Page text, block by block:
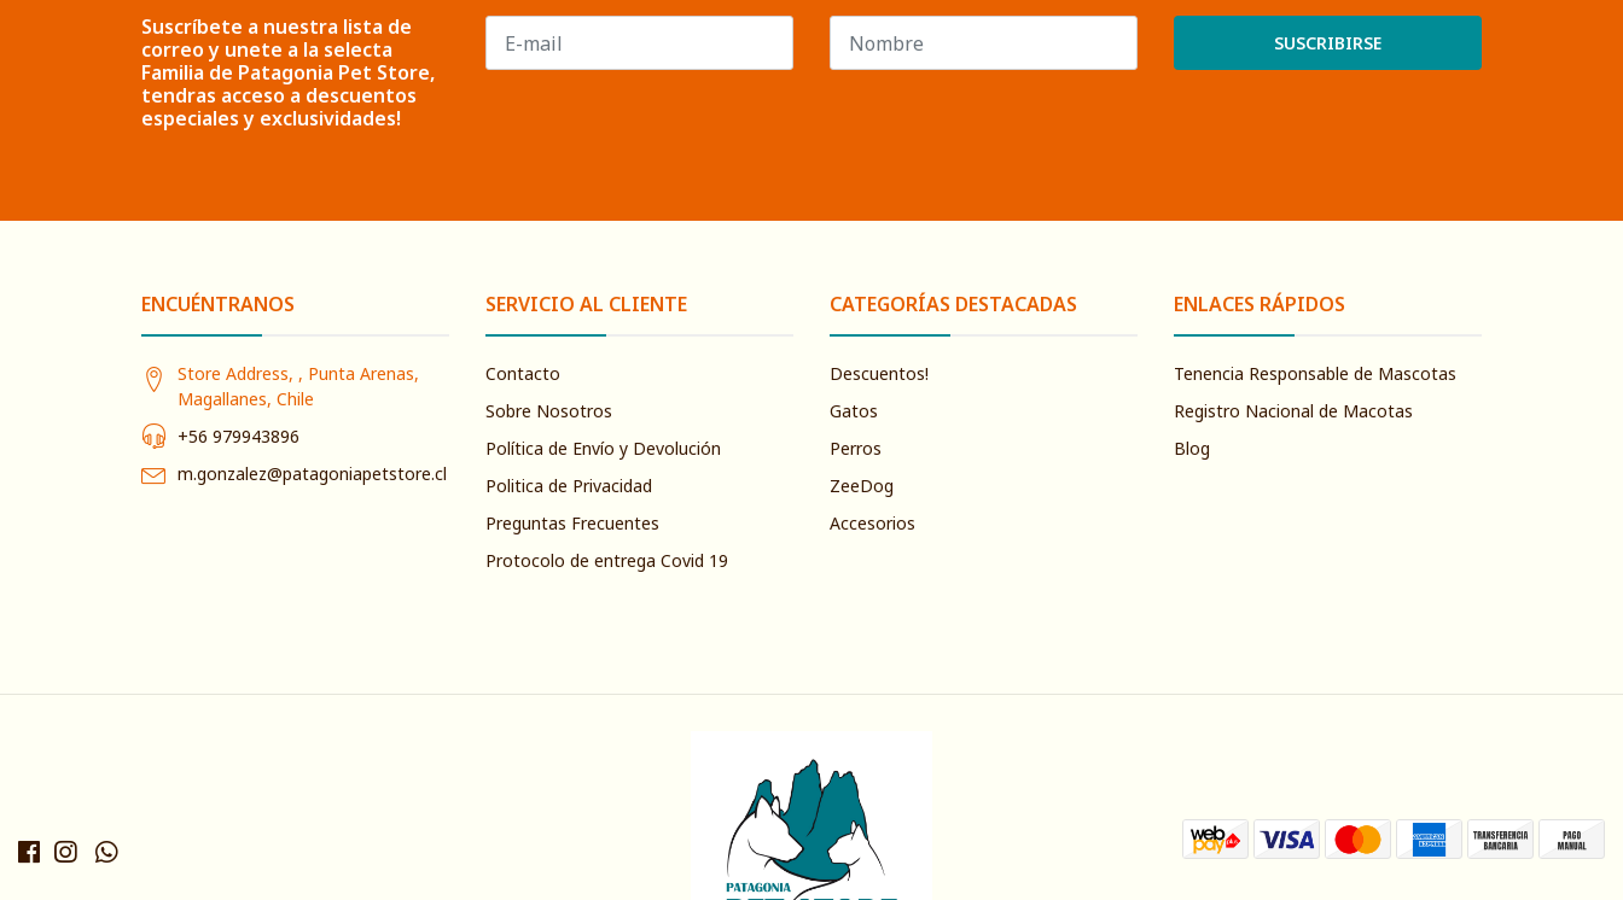
Suscríbete a nuestra lista de
correo y unete a la selecta
Familia de Patagonia Pet Store,
tendras acceso a descuentos
especiales y exclusividades!
SUSCRIBIRSE
ENCUÉNTRANOS
Store Address, , Punta Arenas,
Magallanes, Chile
+56 979943896
m.gonzalez@patagoniapetstore.cl
SERVICIO AL CLIENTE
Contacto
Sobre Nosotros
Política de Envío y Devolución
Politica de Privacidad
Preguntas Frecuentes
Protocolo de entrega Covid 19
CATEGORÍAS DESTACADAS
Descuentos!
Gatos
Perros
ZeeDog
Accesorios
ENLACES RÁPIDOS
Tenencia Responsable de Mascotas
Registro Nacional de Macotas
Blog